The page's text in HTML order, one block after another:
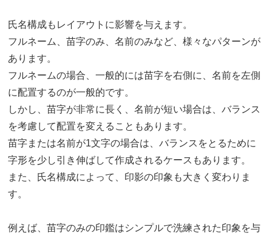
氏名構成もレイアウトに影響を与えます。
フルネーム、苗字のみ、名前のみなど、様々なパターンが
あります。
フルネームの場合、一般的には苗字を右側に、名前を左側
に配置するのが一般的です。
しかし、苗字が非常に長く、名前が短い場合は、バランス
を考慮して配置を変えることもあります。
苗字または名前が1文字の場合は、バランスをとるために
字形を少し引き伸ばして作成されるケースもあります。
また、氏名構成によって、印影の印象も大きく変わりま
す。
例えば、苗字のみの印鑑はシンプルで洗練された印象を与